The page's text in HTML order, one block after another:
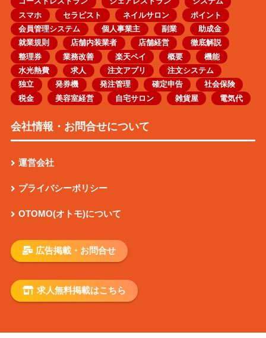
スマホ
セラピスト ネイルサロン
ポイント
会員管理システム
個人事業主 副業
助成金
就業規則
店舗内装業者 店舗経営
徹底解説
整理券
業務改善 楽天ペイ 概要
機能
水光熱費
求人 注文アプリ
注文システム
独立
発券機 発注管理 確定申告
社会保険
税金
美容室経営 自宅サロン 雑貨屋 電気代
会社情報・お問合せについて
運営会社
プライバシーポリシー
OTOMO(オトモ)について
広告掲載・お問合せ
求人無料掲載はこちら